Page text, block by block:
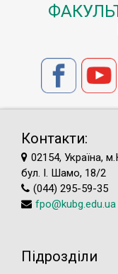
Контакти:
02154, Україна,
бул. І. Шамо, 18/2
(044) 295-59-35
fpo@kubg.edu.ua
Підрозділи